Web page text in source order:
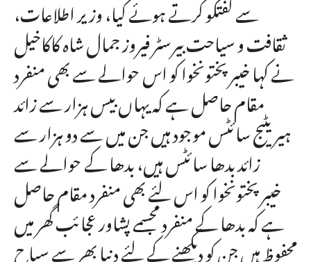
سے گفتگو کرتے ہوئے کیا، وزیر اطلاعات،
ثقافت و سیاحت بیرسٹر فیروز جمال شاہ کاکاخیل
نے کہا خیبرپختونخوا کو اس حوالے سے بھی منفرد
مقام حاصل ہے کہ یہاں بیس ہزار سے زائد
ہیریٹیج سائٹس موجود ہیں جن میں سے دو ہزار سے
زائد بدھا سائٹس ہیں، بدھا کے حوالے سے
خیبرپختونخوا کو اس لئے بھی منفرد مقام حاصل
ہے کہ بدھا کے منفرد مجسمے پشاور عجائب گھر میں
محفوظ ہیں جن کو دیکھنے کے لئے دنیا بھر سے سیاح